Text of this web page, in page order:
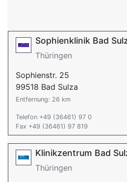
Sophienklinik Bad
Thüringen
Sophienstr. 25
99518 Bad Sulza
Entfernung: 26 km
Telefon +49 (36461) 97 0
Fax +49 (36461) 97 819
Klinikzentrum Bad
Thüringen